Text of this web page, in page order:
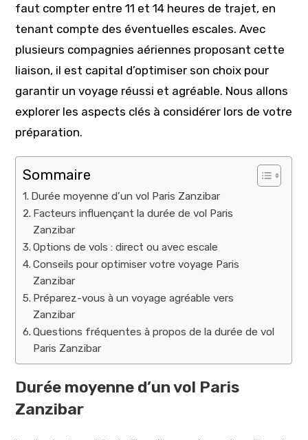
faut compter entre 11 et 14 heures de trajet, en
tenant compte des éventuelles escales. Avec
plusieurs compagnies aériennes proposant cette
liaison, il est capital d’optimiser son choix pour
garantir un voyage réussi et agréable. Nous allons
explorer les aspects clés à considérer lors de votre
préparation.
Sommaire
Durée moyenne d’un vol Paris Zanzibar
Facteurs influençant la durée de vol Paris
Zanzibar
Options de vols : direct ou avec escale
Conseils pour optimiser votre voyage Paris
Zanzibar
Préparez-vous à un voyage agréable vers
Zanzibar
Questions fréquentes à propos de la durée de vol
Paris Zanzibar
Durée moyenne d’un vol Paris
Zanzibar